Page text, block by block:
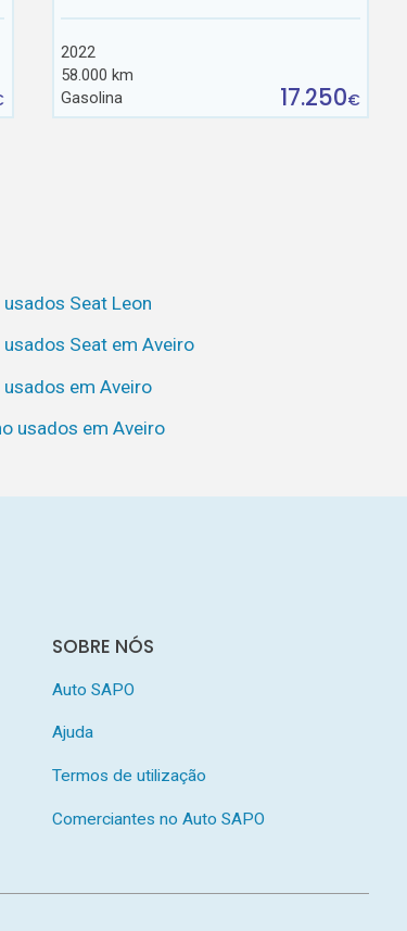
2022
58.000 km
Gasolina
17.250€
usados Seat Leon
usados Seat em Aveiro
usados em Aveiro
usados em Aveiro
SOBRE NÓS
Auto SAPO
Ajuda
Termos de utilização
Comerciantes no Auto SAPO